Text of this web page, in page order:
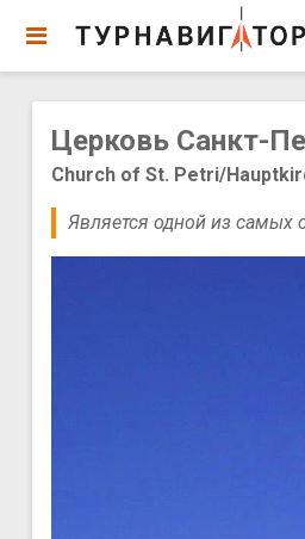
Церковь Санкт-
Church of St. Petri/
Является одной из самых